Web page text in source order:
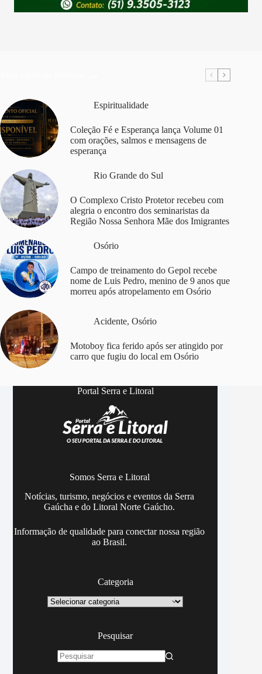
Espiritualidade
Coleção Fé e Esperança lança Volume 01
com orações, salmos e mensagens de
esperança
Rio Grande do Sul
O Complexo Cristo Protetor recebeu com
alegria o encontro dos seminaristas da
Região Nossa Senhora Mãe dos Imigrantes
Osório
Campo de treinamento do Gepol recebe
nome de Luis Pedro, menino de 9 anos que
morreu após atropelamento em Osório
Acidente, Osório
Motoboy fica ferido após ser atingido por
carro que fugiu do local em Osório
Portal Serra e Litoral
Somos Serra e Litoral
Notícias, turismo, negócios e eventos da Serra
Gaúcha e do Litoral Norte Gaúcho.
Informação de qualidade para conectar nossa região
ao Brasil.
Categoria
Categoria
Pesquisar